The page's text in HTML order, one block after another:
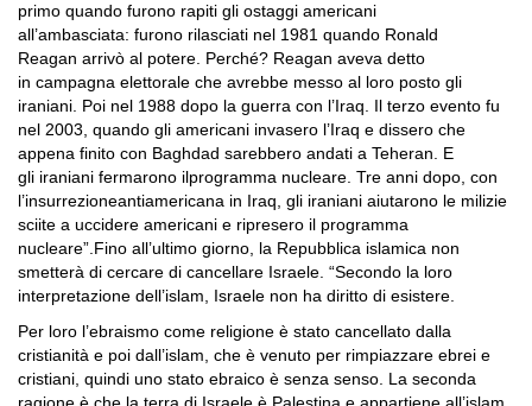
primo quando furono rapiti gli ostaggi americani
all’ambasciata: furono rilasciati nel 1981 quando Ronald
Reagan arrivò al potere. Perché? Reagan aveva detto
in campagna elettorale che avrebbe messo al loro posto gli
iraniani. Poi nel 1988 dopo la guerra con l’Iraq. Il terzo evento fu
nel 2003, quando gli americani invasero l’Iraq e dissero che
appena finito con Baghdad sarebbero andati a Teheran. E
gli iraniani fermarono ilprogramma nucleare. Tre anni dopo, con
l’insurrezioneantiamericana in Iraq, gli iraniani aiutarono le milizie
sciite a uccidere americani e ripresero il programma
nucleare”.Fino all’ultimo giorno, la Repubblica islamica non
smetterà di cercare di cancellare Israele. “Secondo la loro
interpretazione dell’islam, Israele non ha diritto di esistere.
Per loro l’ebraismo come religione è stato cancellato dalla
cristianità e poi dall’islam, che è venuto per rimpiazzare ebrei e
cristiani, quindi uno stato ebraico è senza senso. La seconda